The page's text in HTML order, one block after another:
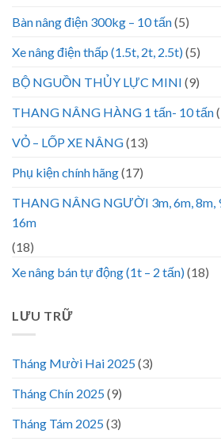
Bàn nâng điện 300kg – 10 tấn(5)
Xe nâng điện thấp (1.5t, 2t, 2.5t)(5)
BỘ NGUỒN THỦY LỰC MINI (9)
THANG NÂNG HÀNG 1 tấn- 10 tấn
VỎ – LỐP XE NÂNG(13)
Phụ kiện chính hãng(17)
THANG NÂNG NGƯỜI 3m, 6m, 8m,
16m
(18)
Xe nâng bán tự động (1t – 2 tấn)(18)
LƯU TRỮ
Tháng Mười Hai 2025(3)
Tháng Chín 2025(9)
Tháng Tám 2025(3)